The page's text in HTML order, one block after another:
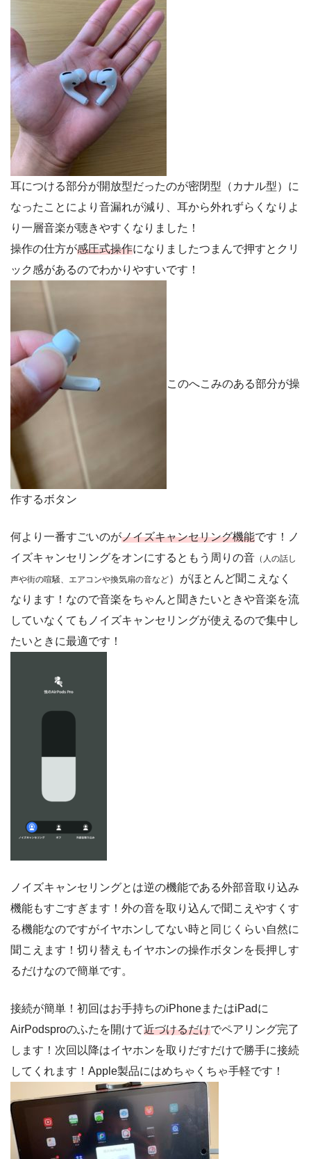
耳につける部分が開放型だったのが密閉型（カナル型）に
なったことにより音漏れが減り、耳から外れずらくなりよ
り一層音楽が聴きやすくなりました！
操作の仕方が感圧式操作になりましたつまんで押すとクリ
ック感があるのでわかりやすいです！
このへこみのある部分が操
作するボタン
何より一番すごいのがノイズキャンセリング機能です！ノ
イズキャンセリングをオンにするともう周りの音 （人の話し
声や街の喧騒、エアコンや換気扇の音など）がほとんど聞こえなく
なります！なので音楽をちゃんと聞きたいときや音楽を流
していなくてもノイズキャンセリングが使えるので集中し
たいときに最適です！
ノイズキャンセリングとは逆の機能である外部音取り込み
機能もすごすぎます！外の音を取り込んで聞こえやすくす
る機能なのですがイヤホンしてない時と同じくらい自然に
聞こえます！切り替えもイヤホンの操作ボタンを長押しす
るだけなので簡単です。
接続が簡単！初回はお手持ちのiPhoneまたはiPadに
AirPodsproのふたを開けて近づけるだけでペアリング完了
します！次回以降はイヤホンを取りだすだけで勝手に接続
してくれます！Apple製品にはめちゃくちゃ手軽です！